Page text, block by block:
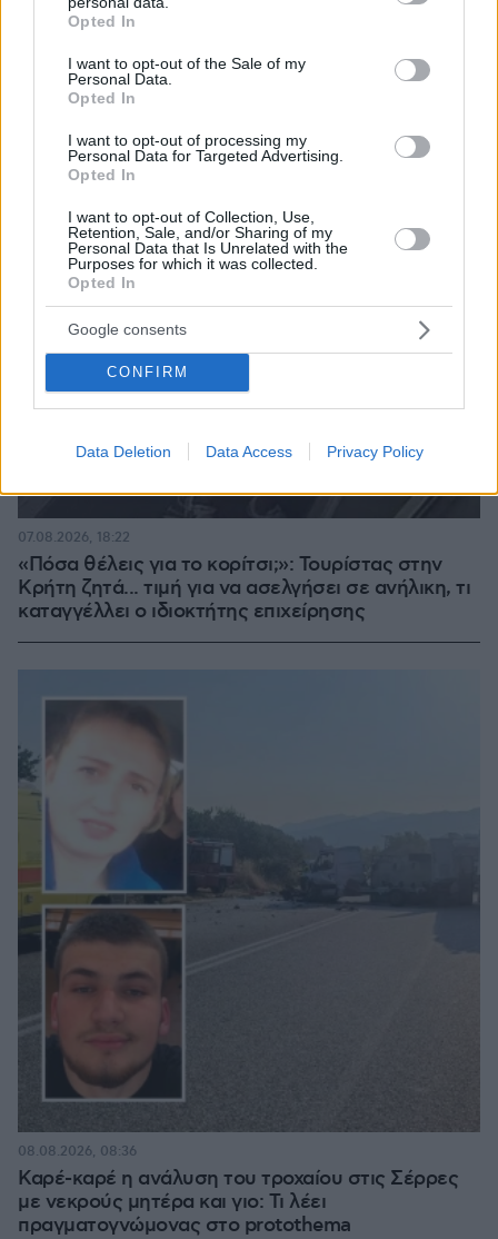
grant or deny consent to Google and its third-party tags to
use your data for below specified purposes in below Google
consent section.
Opted In
I want to opt-out of the Sale of my
Personal Data.
Opted In
I want to opt-out of processing my
Personal Data for Targeted Advertising.
Opted In
I want to opt-out of Collection, Use,
Retention, Sale, and/or Sharing of my
Personal Data that Is Unrelated with the
Purposes for which it was collected.
Opted In
Google consents
CONFIRM
Data Deletion Data Access Privacy Policy
ΤΑ ΠΙΟ ΔΗΜΟΦΙΛΗ
«Πόσα θέλεις για το κορίτσι;»: Τουρίστας στην
Κρήτη ζητά... τιμή για να ασελγήσει σε ανήλικη, τι
καταγγέλλει ο ιδιοκτήτης επιχείρησης
07.08.2026, 18:22
Καρέ-καρέ η ανάλυση του τροχαίου στις Σέρρες
με νεκρούς μητέρα και γιο: Τι λέει
πραγματογνώμονας στο protothema
08.08.2026, 08:36